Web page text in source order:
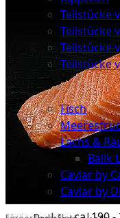
Teilstücke
Teilstücke
Teilstücke
Teilstücke
Seafood
Fisch
Lachs &
Balik
Caviar by
Caviar by